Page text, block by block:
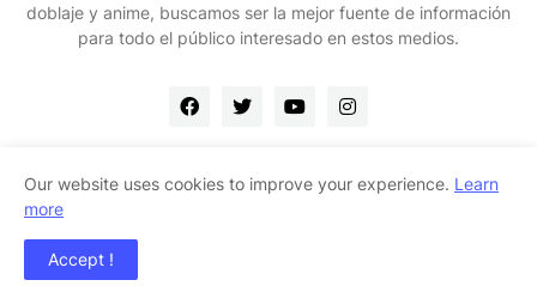
doblaje y anime, buscamos ser la mejor fuente de información
para todo el público interesado en estos medios.
Our website uses cookies to improve your experience. Learn
more
Accept !